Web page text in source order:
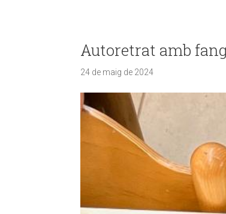
Autoretrat amb
24 de maig de 2024